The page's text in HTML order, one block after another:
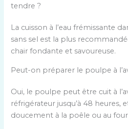
tendre ?
La cuisson à l’eau frémissante
sans sel est la plus
chair fondante et savoureuse.
Peut-on préparer le poulpe à
Oui, le poulpe peut être cuit à
réfrigérateur jusqu’à 48 heures,
doucement à la poêle ou au